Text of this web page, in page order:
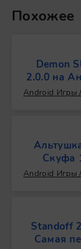
Похожее
Demon
2.0.0 на
Скуфа
Standoff
Самая